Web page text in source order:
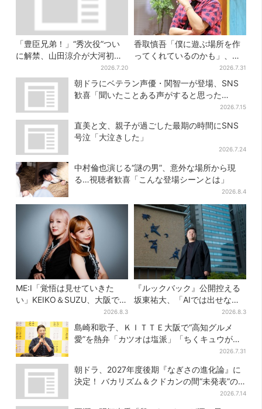
「豊臣兄弟！」“秀次役”つい
に解禁、山田涼介が大河初出
演「まさかの」「楽しみすぎ
る」
2026.7.20
香取慎吾「僕に遊ぶ場所を作
ってくれているのかも」、異
色バラエティ『しんごの芽』
で感じた読売テレビの“パンク
精神”
2026.7.31
朝ドラにベテラン声優・関智一が登場、SNS
歓喜「聞いたことある声がすると思った
2026.7.15
直美と文、親子が過ごした最期の時間にSNS
号泣「大泣きした」
2026.7.24
中村倫也演じる“謎の男”、意外な場所から現
る…視聴者歓喜「こんな登場シーンとは」
2026.8.4
ME:I「覚悟は見せていきた
い」KEIKO＆SUZU、大阪で語
る…“日プ女子”からの3年間
と、7人で目指す夢
2026.8.3
『ルックバック』公開控える
坂東祐大、「AIでは出せない
質感がある」映画音楽へのこ
だわり
2026.8.3
島崎和歌子、ＫＩＴＴＥ大阪で“高知グルメ
愛”を熱弁「カツオは塩派」「ちくキュウがお
2026.7.31
朝ドラ、2027年度後期『なぎさの進化論』に
決定！ バカリズム＆クドカンの間“未発表”の
2026.7.14